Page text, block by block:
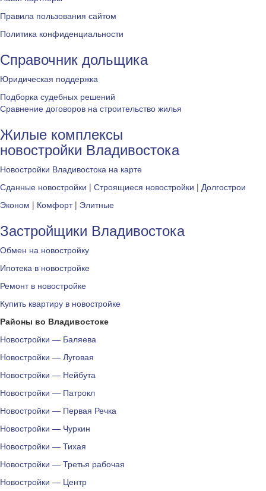
Правила пользования сайтом
Политика конфиденциальности
Справочник дольщика
Юридическая поддержка
Подборка судебных решений
Сравнение договоров на строительство жилья
Жилые комплексы
новостройки Владивостока
Новостройки Владивостока на карте
Сданные новостройки | Строящиеся новостройки | Долгострои
Эконом | Комфорт| Элитные
Застройщики Владивостока
Обмен на новостройку
Ипотека в новостройке
Ремонт в новостройке
Купить квартиру в новостройке
Районы во Владивостоке
Новостройки — Баляева
Новостройки — Луговая
Новостройки — Нейбута
Новостройки — Патрокл
Новостройки — Первая Речка
Новостройки — Чуркин
Новостройки — Тихая
Новостройки — Третья рабочая
Новостройки — Центр